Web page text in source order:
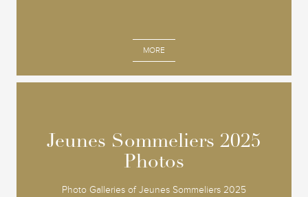
MORE
Jeunes Sommeliers 2025
Photos
Photo Galleries of Jeunes Sommeliers 2025
Jeunes Sommeliers 2025
Photos